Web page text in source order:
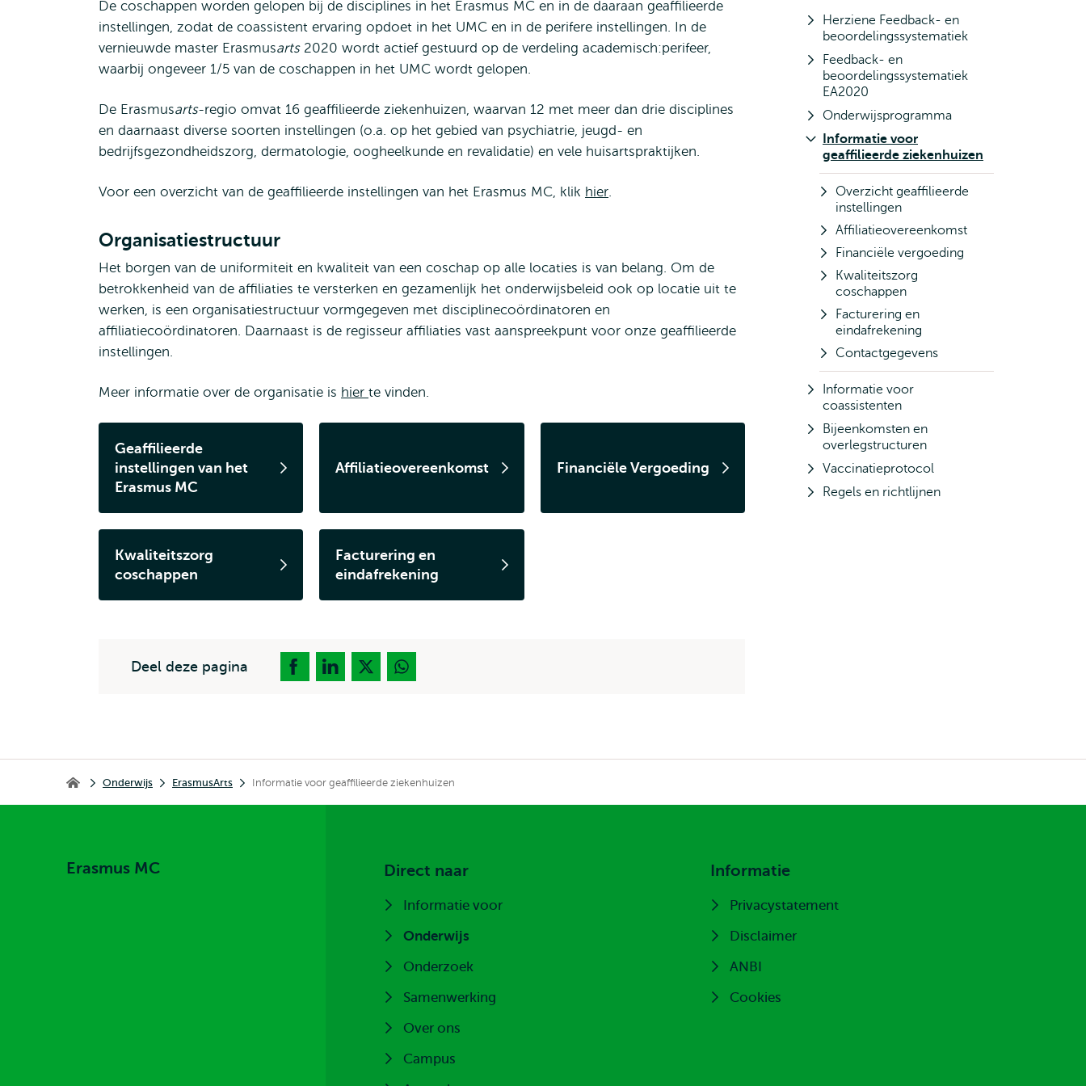
De coschappen worden gelopen bij de disciplines in het Erasmus MC en in de daaraan geaffilieerde
instellingen, zodat de coassistent ervaring opdoet in het UMC en in de perifere instellingen. In de
vernieuwde master Erasmusarts2020 wordt actief gestuurd op de verdeling academisch:perifeer,
waarbij ongeveer 1/5 van de coschappen in het UMC wordt gelopen.
De Erasmusarts-regio omvat 16 geaffilieerde ziekenhuizen, waarvan 12 met meer dan drie disciplines
en daarnaast diverse soorten instellingen (o.a. op het gebied van psychiatrie, jeugd- en
bedrijfsgezondheidszorg, dermatologie, oogheelkunde en revalidatie) en vele huisartspraktijken.
Voor een overzicht van de geaffilieerde instellingen van het Erasmus MC, klik hier.
Organisatiestructuur
Het borgen van de uniformiteit en kwaliteit van een coschap op alle locaties is van belang. Om de
betrokkenheid van de affiliaties te versterken en gezamenlijk het onderwijsbeleid ook op locatie uit te
werken, is een organisatiestructuur vormgegeven met disciplinecoördinatoren en
affiliatiecoördinatoren. Daarnaast is de regisseur affiliaties vast aanspreekpunt voor onze geaffilieerde
instellingen.
Meer informatie over de organisatie is hier te vinden.
Geaffilieerde
instellingen van het
Erasmus MC
Affiliatieovereenkomst Financiële Vergoeding
Kwaliteitszorg
coschappen
Facturering en
eindafrekening
Deel deze pagina
Herziene Feedback- en
beoordelingssystematiek
Feedback- en
beoordelingssystematiek
EA2020
Onderwijsprogramma
Informatie voor
geaffilieerde ziekenhuizen
Overzicht geaffilieerde
instellingen
Affiliatieovereenkomst
Financiële vergoeding
Kwaliteitszorg
coschappen
Facturering en
eindafrekening
Contactgegevens
Informatie voor
coassistenten
Bijeenkomsten en
overlegstructuren
Vaccinatieprotocol
Regels en richtlijnen
Erasmus MCOnderwijs ErasmusArts Informatie voor geaffilieerde ziekenhuizen
Erasmus MC Direct naar
Informatie voor
Onderwijs
Onderzoek
Samenwerking
Over ons
Campus
Informatie
Privacystatement
Disclaimer
ANBI
Cookies